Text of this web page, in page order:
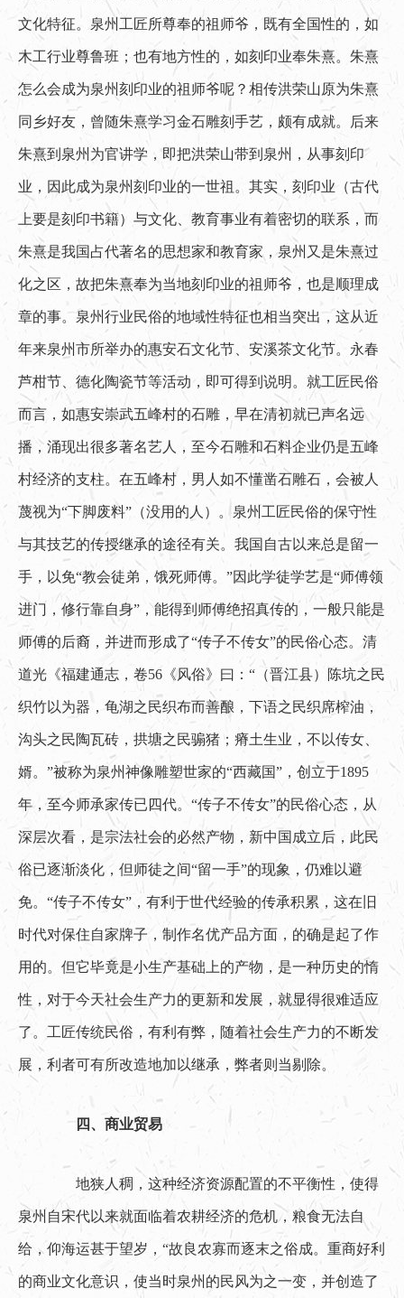
文化特征。泉州工匠所尊奉的祖师爷，既有全国性的，如
木工行业尊鲁班；也有地方性的，如刻印业奉朱熹。朱熹
怎么会成为泉州刻印业的祖师爷呢？相传洪荣山原为朱熹
同乡好友，曾随朱熹学习金石雕刻手艺，颇有成就。后来
朱熹到泉州为官讲学，即把洪荣山带到泉州，从事刻印
业，因此成为泉州刻印业的一世祖。其实，刻印业（古代
上要是刻印书籍）与文化、教育事业有着密切的联系，而
朱熹是我国占代著名的思想家和教育家，泉州又是朱熹过
化之区，故把朱熹奉为当地刻印业的祖师爷，也是顺理成
章的事。泉州行业民俗的地域性特征也相当突出，这从近
年来泉州市所举办的惠安石文化节、安溪茶文化节。永春
芦柑节、德化陶瓷节等活动，即可得到说明。就工匠民俗
而言，如惠安崇武五峰村的石雕，早在清初就已声名远
播，涌现出很多著名艺人，至今石雕和石料企业仍是五峰
村经济的支柱。在五峰村，男人如不懂凿石雕石，会被人
蔑视为“下脚废料”（没用的人）。泉州工匠民俗的保守性
与其技艺的传授继承的途径有关。我国自古以来总是留一
手，以免“教会徒弟，饿死师傅。”因此学徒学艺是“师傅领
进门，修行靠自身”，能得到师傅绝招真传的，一般只能是
师傅的后裔，并进而形成了“传子不传女”的民俗心态。清
道光《福建通志，卷56《风俗》曰：“（晋江县）陈坑之民
织竹以为器，龟湖之民织布而善酿，下语之民织席榨油，
沟头之民陶瓦砖，拱塘之民骟猪；瘠土生业，不以传女、
婿。”被称为泉州神像雕塑世家的“西藏国”，创立于1895
年，至今师承家传已四代。“传子不传女”的民俗心态，从
深层次看，是宗法社会的必然产物，新中国成立后，此民
俗已逐渐淡化，但师徒之间“留一手”的现象，仍难以避
免。“传子不传女”，有利于世代经验的传承积累，这在旧
时代对保住自家牌子，制作名优产品方面，的确是起了作
用的。但它毕竟是小生产基础上的产物，是一种历史的惰
性，对于今天社会生产力的更新和发展，就显得很难适应
了。工匠传统民俗，有利有弊，随着社会生产力的不断发
展，利者可有所改造地加以继承，弊者则当剔除。
四、商业贸易
地狭人稠，这种经济资源配置的不平衡性，使得
泉州自宋代以来就面临着农耕经济的危机，粮食无法自
给，仰海运甚于望岁，“故良农寡而逐末之俗成。重商好利
的商业文化意识，使当时泉州的民风为之一变，并创造了